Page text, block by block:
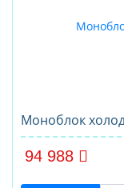
Моноблок
94 988